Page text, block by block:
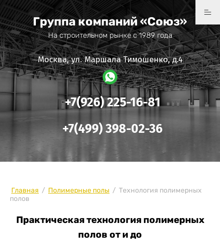
Группа компаний «Союз»
На строительном рынке с 1989 года
Москва, ул. Маршала Тимошенко, д.4
+7(926) 225-16-81
+7(499) 398-02-36
Главная / Полимерные полы / Технология полимерных
полов
Практическая технология полимерных
полов от и до